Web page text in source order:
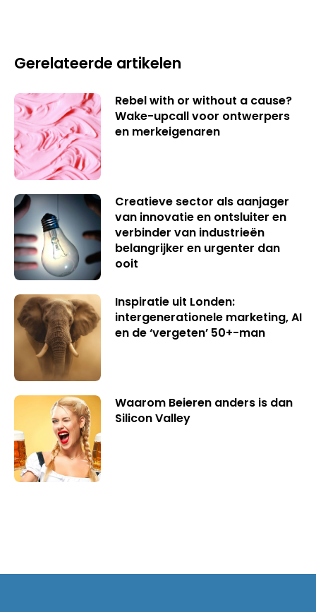
Gerelateerde artikelen
Rebel with or without a cause?
Wake-upcall voor ontwerpers
en merkeigenaren
Creatieve sector als aanjager
van innovatie en ontsluiter en
verbinder van industrieën
belangrijker en urgenter dan
ooit
Inspiratie uit Londen:
intergenerationele marketing, AI
en de ‘vergeten’ 50+-man
Waarom Beieren anders is dan
Silicon Valley